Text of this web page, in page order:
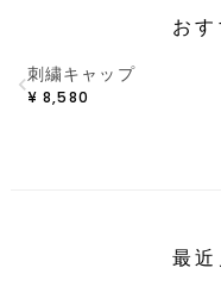
お
刺繍キャップ
¥ 8,580
最